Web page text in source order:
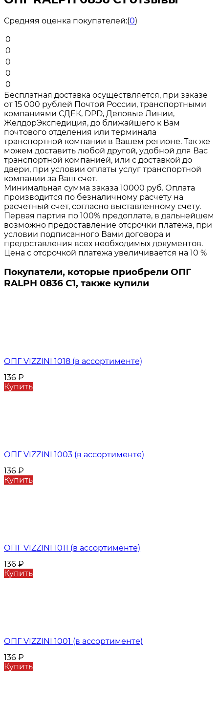
Средняя оценка покупателей:(0)
0
0
0
0
0
Бесплатная доставка осуществляется, при заказе
от 15 000 рублей Почтой России, транспортными
компаниями СДЕК, DPD, Деловые Линии,
ЖелдорЭкспедиция, до ближайшего к Вам
почтового отделения или терминала
транспортной компании в Вашем регионе. Так же
можем доставить любой другой, удобной для Вас
транспортной компанией, или с доставкой до
двери, при условии оплаты услуг транспортной
компании за Ваш счет.
Минимальная сумма заказа 10000 руб. Оплата
производится по безналичному расчету на
расчетный счет, согласно выставленному счету.
Первая партия по 100% предоплате, в дальнейшем
возможно предоставление отсрочки платежа, при
условии подписанного Вами договора и
предоставления всех необходимых документов.
Цена с отсрочкой платежа увеличивается на 10 %
Покупатели, которые приобрели ОПГ
RALPH 0836 C1, также купили
ОПГ VIZZINI 1018 (в ассортименте)
136 ₽
Купить
ОПГ VIZZINI 1003 (в ассортименте)
136 ₽
Купить
ОПГ VIZZINI 1011 (в ассортименте)
136 ₽
Купить
ОПГ VIZZINI 1001 (в ассортименте)
136 ₽
Купить